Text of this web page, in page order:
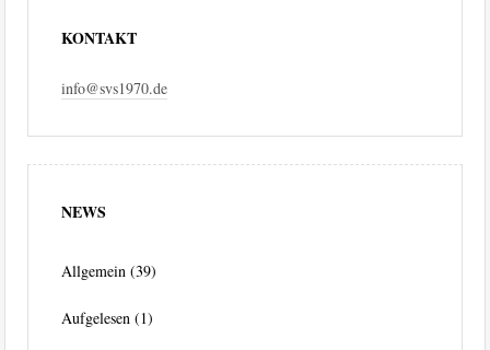
KONTAKT
info@svs1970.de
NEWS
Allgemein (39)
Aufgelesen (1)